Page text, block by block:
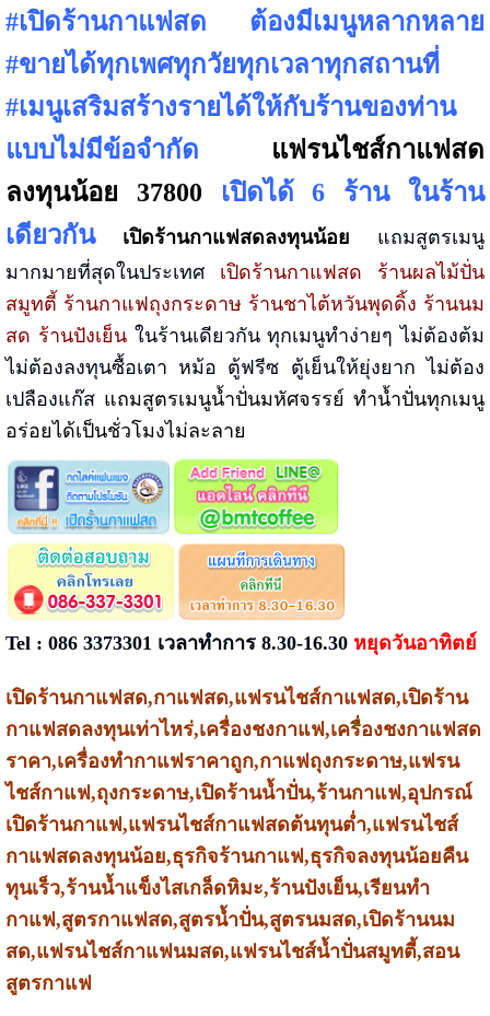
#เปิดร้านกาแฟสด ต้องมีเมนูหลากหลาย
#ขายได้ทุกเพศทุกวัยทุกเวลาทุกสถานที่
#เมนูเสริมสร้างรายได้ให้กับร้านของท่าน
แบบไม่มีข้อจำกัด แฟรนไชส์กาแฟสด
ลงทุนน้อย 37800 เปิดได้ 6 ร้าน ในร้าน
เดียวกัน
เปิดร้านกาแฟสดลงทุนน้อย แถมสูตรเมนู
มากมายที่สุดในประเทศ เปิดร้านกาแฟสด ร้านผลไม้ปั่น
สมูทตี้ ร้านกาแฟถุงกระดาษ ร้านชาไต้หวันพุดดิ้ง ร้านนม
สด ร้านปังเย็น ในร้านเดียวกัน ทุกเมนูทำง่ายๆ ไม่ต้องต้ม
ไม่ต้องลงทุนซื้อเตา หม้อ ตู้ฟรีซ ตู้เย็นให้ยุ่งยาก ไม่ต้อง
เปลืองแก๊ส แถมสูตรเมนูน้ำปั่นมหัศจรรย์ ทำน้ำปั่นทุกเมนู
อร่อยได้เป็นชั่วโมงไม่ละลาย
Tel : 086 3373301 เวลาทำการ 8.30-16.30 หยุดวันอาทิตย์
เปิดร้านกาแฟสด,กาแฟสด,แฟรนไชส์กาแฟสด,เปิดร้าน
กาแฟสดลงทุนเท่าไหร่,เครื่องชงกาแฟ,เครื่องชงกาแฟสด
ราคา,เครื่องทำกาแฟราคาถูก,กาแฟถุงกระดาษ,แฟรน
ไชส์กาแฟ,ถุงกระดาษ,เปิดร้านน้ำปั่น,ร้านกาแฟ,อุปกรณ์
เปิดร้านกาแฟ,แฟรนไชส์กาแฟสดต้นทุนต่ำ,แฟรนไชส์
กาแฟสดลงทุนน้อย,ธุรกิจร้านกาแฟ,ธุรกิจลงทุนน้อยคืน
ทุนเร็ว,ร้านน้ำแข็งไสเกล็ดหิมะ,ร้านปังเย็น,เรียนทำ
กาแฟ,สูตรกาแฟสด,สูตรน้ำปั่น,สูตรนมสด,เปิดร้านนม
สด,แฟรนไชส์กาแฟนมสด,แฟรนไชส์น้ำปั่นสมูทตี้,สอน
สูตรกาแฟ